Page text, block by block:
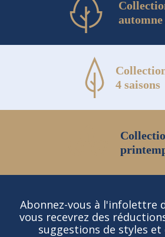
4 saisons
Abonnez-vous à l'infolettre
vous recevrez des
suggestions de styles et